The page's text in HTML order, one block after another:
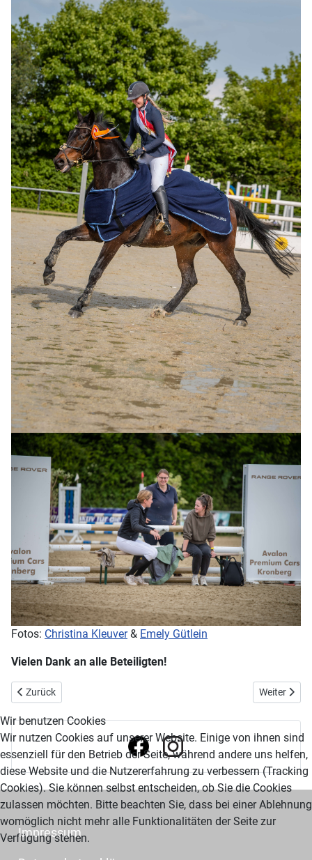
Fotos: Christina Kleuver& Emely Gütlein
Vielen Dank an alle Beteiligten!
Vorheriger Beitrag: Nachbenennung E-Kader 2025
Zurück Nächster
Weiter
Impressum
Wir benutzen Cookies
Wir nutzen Cookies auf unserer Website. Einige von ihnen sind
essenziell für den Betrieb der Seite, während andere uns helfen,
diese Website und die Nutzererfahrung zu verbessern (Tracking
Cookies). Sie können selbst entscheiden, ob Sie die Cookies
zulassen möchten. Bitte beachten Sie, dass bei einer Ablehnung
womöglich nicht mehr alle Funktionalitäten der Seite zur
Verfügung stehen.